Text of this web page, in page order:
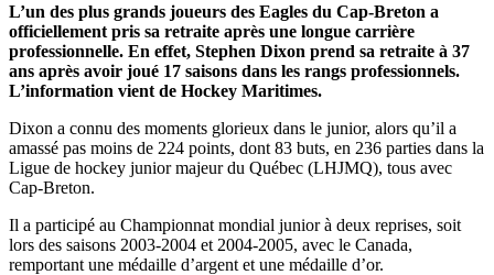
L’un des plus grands joueurs des Eagles du Cap-Breton a
officiellement pris sa retraite après une longue carrière
professionnelle. En effet, Stephen Dixon prend sa retraite à 37
ans après avoir joué 17 saisons dans les rangs professionnels.
L’information vient de Hockey Maritimes.
Dixon a connu des moments glorieux dans le junior, alors qu’il a
amassé pas moins de 224 points, dont 83 buts, en 236 parties dans la
Ligue de hockey junior majeur du Québec (LHJMQ), tous avec
Cap-Breton.
Il a participé au Championnat mondial junior à deux reprises, soit
lors des saisons 2003-2004 et 2004-2005, avec le Canada,
remportant une médaille d’argent et une médaille d’or.